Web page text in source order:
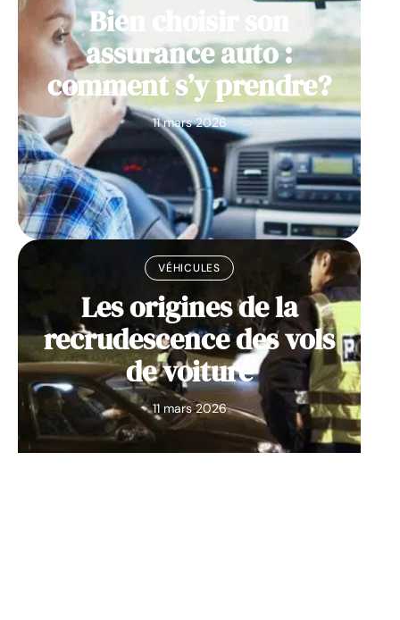
Bien choisir son
assurance auto :
comment s’y prendre?
11 mars 2026
VÉHICULES
Les origines de la
recrudescence des vols
de voiture
11 mars 2026